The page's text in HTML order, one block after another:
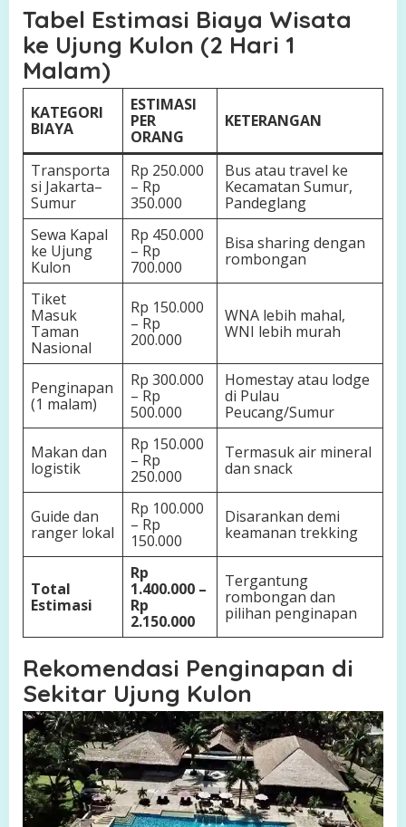
Tabel Estimasi Biaya Wisata
ke Ujung Kulon (2 Hari 1
Malam)
KATEGORI
BIAYA
ESTIMASI
PER
ORANG
KETERANGAN
Transporta
si Jakarta–
Sumur
Rp 250.000
– Rp
350.000
Bus atau travel ke
Kecamatan Sumur,
Pandeglang
Sewa Kapal
ke Ujung
Kulon
Rp 450.000
– Rp
700.000
Bisa sharing dengan
rombongan
Tiket
Masuk
Taman
Nasional
Rp 150.000
– Rp
200.000
WNA lebih mahal,
WNI lebih murah
Penginapan
(1 malam)
Rp 300.000
– Rp
500.000
Homestay atau lodge
di Pulau
Peucang/Sumur
Makan dan
logistik
Rp 150.000
– Rp
250.000
Termasuk air mineral
dan snack
Guide dan
ranger lokal
Rp 100.000
– Rp
150.000
Disarankan demi
keamanan trekking
Total
Estimasi
Rp
1.400.000 –
Rp
2.150.000
Tergantung
rombongan dan
pilihan penginapan
Rekomendasi Penginapan di
Sekitar Ujung Kulon